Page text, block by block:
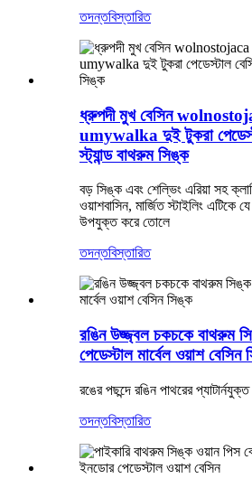
তদন্তবিস্তারিত
ধ্রুপদী মুখ বেসিন
umywalka দুই টুকরা
স্ট্যান্ড বাথরুম সিঙ্ক
বড় সিঙ্ক এবং শেল্ভিং এরিয়া সহ
ওয়াশবাসিন, মার্জিত স্টাইলিং এটিকে
উপযুক্ত করে তোলে
তদন্তবিস্তারিত
রঙিন উজ্জ্বল চকচকে বাথরুম
পেডেস্টাল মার্বেল ওয়াশ বেসিন
রঙের পছন্দে রঙিন পাথরের
তদন্তবিস্তারিত